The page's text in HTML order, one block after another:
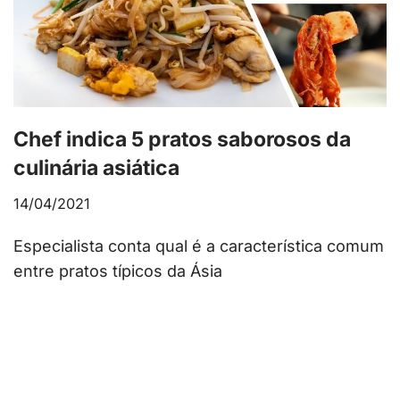
Chef indica 5 pratos saborosos da
culinária asiática
14/04/2021
Especialista conta qual é a característica comum
entre pratos típicos da Ásia